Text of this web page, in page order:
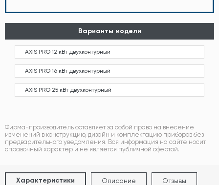
Варианты модели
AXIS PRO 12 кВт двухконтурный
AXIS PRO 16 кВт двухконтурный
AXIS PRO 25 кВт двухконтурный
Фирма-производитель оставляет за собой право на внесение
изменений в конструкцию, дизайн и комплектацию приборов без
предварительного уведомления. Вся информация на сайте носит
справочный характер и не является публичной офертой.
Характеристики Описание Отзывы